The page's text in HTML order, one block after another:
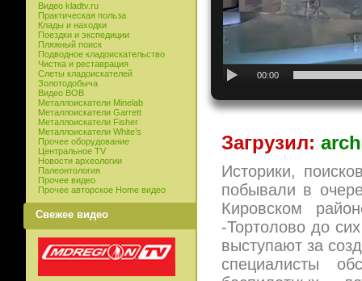
Видео kladtv.ru
Практическая польза
Клады и находки
Поездки и экспедиции
Пляжный поиск
Подводное кладоискательство
Чистка и реставрация
Слеты кладоискателей
Золотодобыча
Видео ВОВ
Металлоискатели Minelab
Металлоискатели Garrett
Металлоискатели Fisher
Металлоискатели White’s
Прочее оборудование
Центральное TV
Новости археологии
Палеонтология
Прочее видео
Прочее авторское Home видео
Свежее видео
00:00
Загрузил:
Историки,
побывали в
Кировском
-Тортолово до
выступают за
специалисты